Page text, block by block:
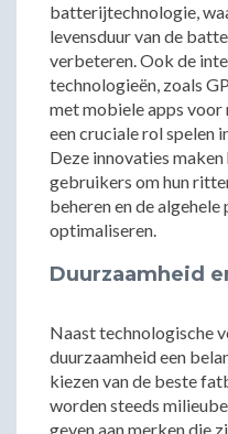
batterijtechnologie,
levensduur van de
verbeteren. Ook de
technologieën, zoals
met mobiele apps voor
een cruciale rol spelen
Deze innovaties
gebruikers om hun
beheren en de
optimaliseren.
Duurzaamheid
Naast technologische
duurzaamheid een
kiezen van de beste
worden steeds
geven aan merken die